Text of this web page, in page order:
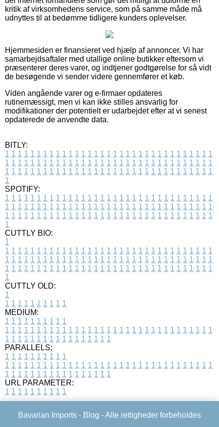
kritik af virksomhedens service, som på samme måde må
udnyttes til at bedømme tidligere kunders oplevelser.
Hjemmesiden er finansieret ved hjælp af annoncer. Vi har
samarbejdsaftaler med utallige online butikker eftersom vi
præsenterer deres varer, og indtjener godtgørelse for så vidt
de besøgende vi sender videre gennemfører et køb.
Viden angående varer og e-firmaer opdateres
rutinemæssigt, men vi kan ikke stilles ansvarlig for
modifikationer der potentielt er udarbejdet efter at vi senest
opdaterede de anvendte data.
BITLY:
1 1 1 1 1 1 1 1 1 1 1 1 1 1 1 1 1 1 1 1 1 1 1 1 1 1 1 1 1 1 1 1 1
1 1 1 1 1 1 1 1 1 1 1 1 1 1 1 1 1 1 1 1 1 1 1 1 1 1 1 1 1 1 1 1 1
1 1 1 1 1 1 1 1 1 1 1 1 1 1 1 1 1 1 1 1 1 1 1 1 1 1 1 1 1 1 1 1 1
1
SPOTIFY:
1 1 1 1 1 1 1 1 1 1 1 1 1 1 1 1 1 1 1 1 1 1 1 1 1 1 1 1 1 1 1 1 1
1 1 1 1 1 1 1 1 1 1 1 1 1 1 1 1 1 1 1 1 1 1 1 1 1 1 1 1 1 1 1 1 1
1 1 1 1 1 1 1 1 1 1 1 1 1 1 1 1 1 1 1 1 1 1 1 1 1 1 1 1 1 1 1 1 1
1
CUTTLY BIO:
1
1 1 1 1 1 1 1 1 1 1 1 1 1 1 1 1 1 1 1 1 1 1 1 1 1 1 1 1 1 1 1 1 1
1 1 1 1 1 1 1 1 1 1 1 1 1 1 1 1 1 1 1 1 1 1 1 1 1 1 1 1 1 1 1 1 1
1 1 1 1 1 1 1 1 1 1 1 1 1 1 1 1 1 1 1 1 1 1 1 1 1 1 1 1 1 1 1 1 1
1
CUTTLY OLD:
1
1 1 1 1 1 1 1 1 1 1
MEDIUM:
1 1 1 1 1 1 1 1 1 1
1 1 1 1 1 1 1 1 1 1 1 1 1 1 1 1 1 1 1 1 1 1 1 1 1 1 1 1 1 1 1 1 1
1 1 1 1 1 1 1 1 1 1 1 1 1 1 1 1 1
PARALLELS:
1 1 1 1 1 1 1 1 1 1
1 1 1 1 1 1 1 1 1 1 1 1 1 1 1 1 1 1 1 1 1 1 1 1 1 1 1 1 1 1 1 1 1
1 1 1 1 1 1 1 1 1 1 1 1 1 1 1 1 1
URL PARAMETER:
1 1 1 1 1 1 1 1 1 1
Bavarian Imports - Blog - Alle rettigheder forbeholdes